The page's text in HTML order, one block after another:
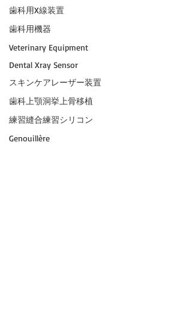
歯科用X線装置
歯科用機器
Veterinary Equipment
Dental Xray Sensor
スキンケアレーザー装置
歯科上顎洞挙上骨移植
練習縫合練習シリコン
Genouillère